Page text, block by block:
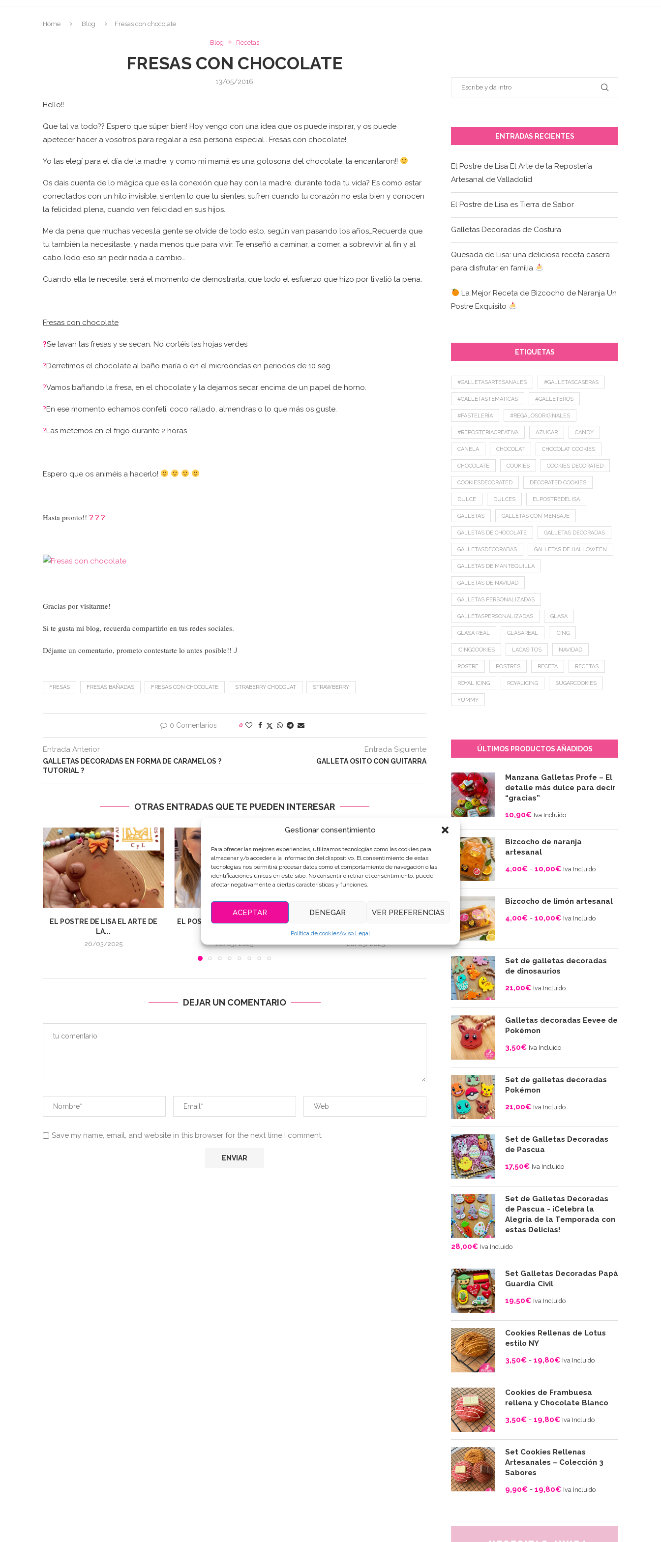
Gestionar consentimiento
Para ofrecer las mejores experiencias, utilizamos tecnologías como las cookies para
almacenar y/o acceder a la información del dispositivo. El consentimiento de estas
tecnologías nos permitirá procesar datos como el comportamiento de navegación o las
identificaciones únicas en este sitio. No consentir o retirar el consentimiento, puede
afectar negativamente a ciertas características y funciones.
ACEPTAR DENEGAR VER PREFERENCIAS
Política de cookiesAviso Legal
Home Blog Fresas con chocolate
Blog Recetas
FRESAS CON CHOCOLATE
13/05/2016
Hello!!
Que tal va todo?? Espero que súper bien! Hoy vengo con una idea que os puede inspirar, y os puede
apetecer hacer a vosotros para regalar a esa persona especial.. Fresas con chocolate!
Yo las elegí para el día de la madre, y como mi mamá es una golosona del chocolate, la encantaron!!
Os dais cuenta de lo mágica que es la conexión que hay con la madre, durante toda tu vida? Es como estar
conectados con un hilo invisible, sienten lo que tu sientes, sufren cuando tu corazón no esta bien y conocen
la felicidad plena, cuando ven felicidad en sus hijos.
Me da pena que muchas veces,la gente se olvide de todo esto, según van pasando los años…Recuerda que
tu también la necesitaste, y nada menos que para vivir. Te enseñó a caminar, a comer, a sobrevivir al fin y al
cabo.Todo eso sin pedir nada a cambio…
Cuando ella te necesite, será el momento de demostrarla, que todo el esfuerzo que hizo por ti,valió la pena.
Fresas con chocolate
?Se lavan las fresas y se secan. No cortéis las hojas verdes
?Derretimos el chocolate al baño maría o en el microondas en periodos de 10 seg.
?Vamos bañando la fresa, en el chocolate y la dejamos secar encima de un papel de horno.
?En ese momento echamos confeti, coco rallado, almendras o lo que más os guste.
?Las metemos en el frigo durante 2 horas
Espero que os animéis a hacerlo!
Hasta pronto!! ? ? ?
Gracias por visitarme!
Si te gusta mi blog, recuerda compartirlo en tus redes sociales.
Déjame un comentario, prometo contestarte lo antes posible!! J
FRESAS FRESAS BAÑADAS FRESAS CON CHOCOLATE STRABERRY CHOCOLAT STRAWBERRY
0 Comentarios 0
Entrada Anterior
GALLETAS DECORADAS EN FORMA DE CARAMELOS ?
TUTORIAL ?
Entrada Siguiente
GALLETA OSITO CON GUITARRA
OTRAS ENTRADAS QUE TE PUEDEN INTERESAR
EL POSTRE DE LISA EL ARTE DE
LA...
26/03/2025
EL POSTRE DE LISA ES TIERRA DE
26/03/2025
COSTURA
26/03/2025
QUESADA DE LISA: UNA DELICIOSA
RECETA CASERA PARA...
LA MEJOR RECETA
DEJAR UN COMENTARIO
Save my name, email, and website in this browser for the next time I comment.
ENTRADAS RECIENTES
El Postre de Lisa El Arte de la Repostería
Artesanal de Valladolid
El Postre de Lisa es Tierra de Sabor
Galletas Decoradas de Costura
Quesada de Lisa: una deliciosa receta casera
para disfrutar en familia
La Mejor Receta de Bizcocho de Naranja Un
Postre Exquisito
ETIQUETAS
#GALLETASARTESANALES #GALLETASCASERAS
#GALLETASTEMÁTICAS #GALLETEROS
#PASTELERÍA #REGALOSORIGINALES
#REPOSTERIACREATIVA AZUCAR CANDY
CANELA CHOCOLAT CHOCOLAT COOKIES
CHOCOLATE COOKIES COOKIES DECORATED
COOKIESDECORATED DECORATED COOKIES
DULCE DULCES ELPOSTREDELISA
GALLETAS GALLETAS CON MENSAJE
GALLETAS DE CHOCOLATE GALLETAS DECORADAS
GALLETASDECORADAS GALLETAS DE HALLOWEEN
GALLETAS DE MANTEQUILLA
GALLETAS DE NAVIDAD
GALLETAS PERSONALIZADAS
GALLETASPERSONALIZADAS GLASA
GLASA REAL GLASAREAL ICING
ICINGCOOKIES LACASITOS NAVIDAD
POSTRE POSTRES RECETA RECETAS
ROYAL ICING ROYALICING SUGARCOOKIES
YUMMY
ÚLTIMOS PRODUCTOS AÑADIDOS
Manzana Galletas Profe – El
detalle más dulce para decir
“gracias”
10,90€ Iva Incluido
Bizcocho de naranja
artesanal
4,00€ - 10,00€
Rango
precios:
desde
4,00€
hasta
10,00€
Iva Incluido
Bizcocho de limón artesanal
4,00€ - 10,00€
Rango
de
precios:
desde
4,00€
hasta
Iva Incluido
Set de galletas decoradas
de dinosaurios
21,00€ Iva Incluido
Galletas decoradas Eevee de
Pokémon
3,50€ Iva Incluido
Set de galletas decoradas
Pokémon
21,00€ Iva Incluido
Set de Galletas Decoradas
de Pascua
17,50€ Iva Incluido
Set de Galletas Decoradas
de Pascua - ¡Celebra la
Alegría de la Temporada con
estas Delicias!
28,00€ Iva Incluido
Set Galletas Decoradas Papá
Guardia Civil
19,50€ Iva Incluido
Cookies Rellenas de Lotus
estilo NY
3,50€ - 19,80€
Rango
precios:
desde
3,50€
hasta
19,80€
Iva Incluido
Cookies de Frambuesa
rellena y Chocolate Blanco
3,50€ - 19,80€
Rango
precios:
desde
3,50€
hasta
Iva Incluido
Set Cookies Rellenas
Artesanales – Colección 3
Sabores
9,90€ - 19,80€
precios:
Iva Incluido